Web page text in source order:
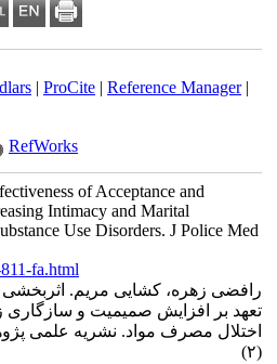
|ProCite |Reference Manager
RefWorks
of Acceptance and
Intimacy and Marital
Use Disorders. J Police Med
811-fa.html
رافضی زهره، کشایی مریم. اثربخشی
تعهد بر افزایش صمیمیت و سازگاری